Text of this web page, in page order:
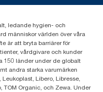
ledande hygien- och
människor världen över våra
är att bryta barriärer för
vårdgivare och kunder
150 länder under de globalt
andra starka varumärken
Libero, Libresse,
TOM Organic, och Zewa. Under